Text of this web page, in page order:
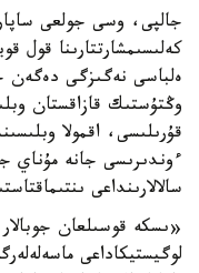
ەلباسى نەگىزگى دەگەن
وڭتۇستىك قازاقستان
قۇرىلىسى، اقمولا
ءوندىرىسى جانە مۇناي
سالالارىنداعى
لوگيستيكاداعى